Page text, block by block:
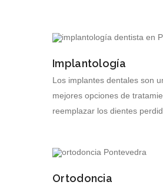
Implantología
Los implantes dentales son
mejores opciones de
reemplazar los dientes
Ortodoncia